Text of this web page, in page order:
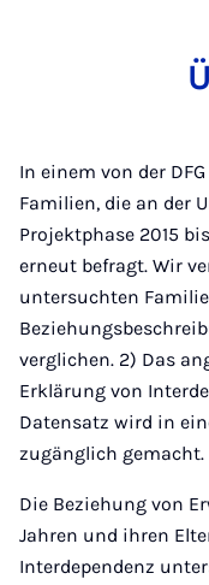
In einem von der
Familien, die an der
Projektphase 2015
erneut befragt. Wir
untersuchten
verglichen. 2) Das
Erklärung von
Datensatz wird in
zugänglich gemacht.
Die Beziehung von
Jahren und ihren
Interdependenz